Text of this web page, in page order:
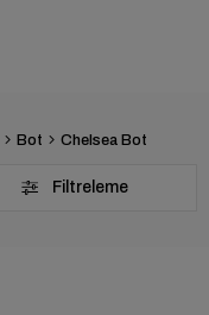
Bot Chelsea Bot
Filtreleme